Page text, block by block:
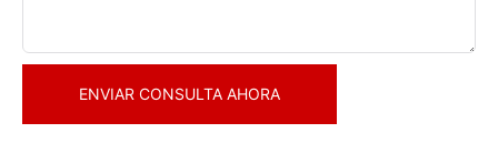
ENVIAR CONSULTA AHORA